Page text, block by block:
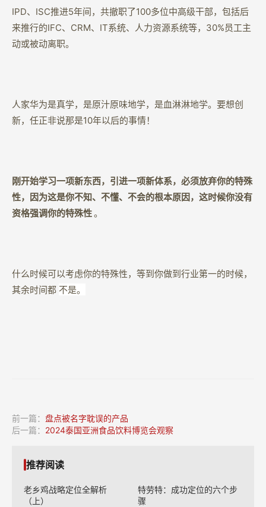
IPD、ISC推进5年间，共撤职了100多位中高级干部，包括后
来推行的IFC、CRM、IT系统、人力资源系统等，30%员工主
动或被动离职。
人家华为是真学，是原汁原味地学，是血淋淋地学。要想创
新，任正非说那是10年以后的事情！
刚开始学习一项新东西，引进一项新体系，必须放弃你的特殊
性，因为这是你不知、不懂、不会的根本原因，这时候你没有
资格强调你的特殊性。
什么时候可以考虑你的特殊性，等到你做到行业第一的时候，
其余时间都 不是。
前一篇： 盘点被名字耽误的产品
后一篇： 2024泰国亚洲食品饮料博览会观察
推荐阅读
老乡鸡战略定位全解析
（上）
特劳特：成功定位的六个步
骤